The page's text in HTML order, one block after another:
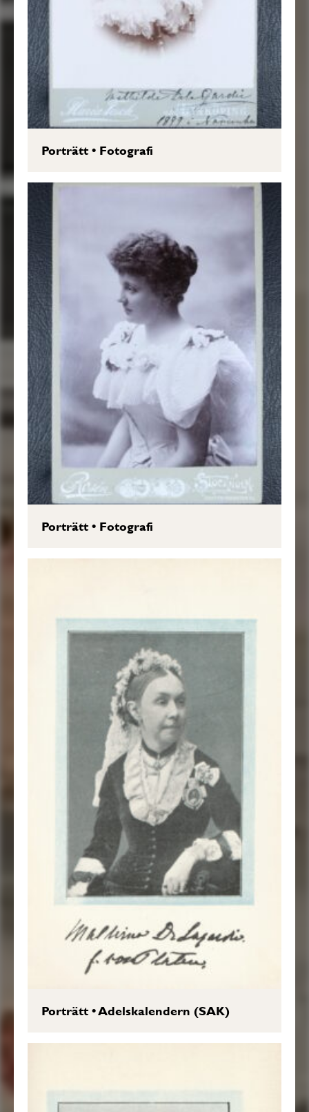
Porträtt• Fotografi
Porträtt• Fotografi
Porträtt•Adelskalendern (SAK)